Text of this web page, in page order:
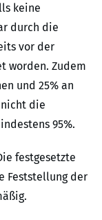
keine
durch die
vor der
worden. Zudem
und 25% an
die
95%.
festgesetzte
Feststellung der